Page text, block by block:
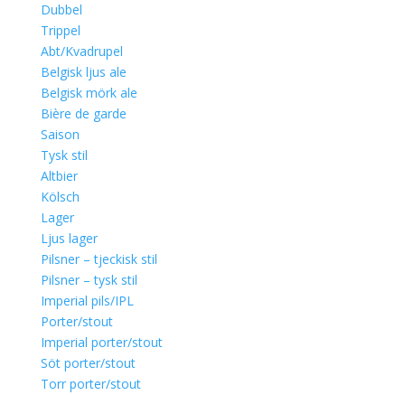
Dubbel
Trippel
Abt/Kvadrupel
Belgisk ljus ale
Belgisk mörk ale
Bière de garde
Saison
Tysk stil
Altbier
Kölsch
Lager
Ljus lager
Pilsner – tjeckisk stil
Pilsner – tysk stil
Imperial pils/IPL
Porter/stout
Imperial porter/stout
Söt porter/stout
Torr porter/stout